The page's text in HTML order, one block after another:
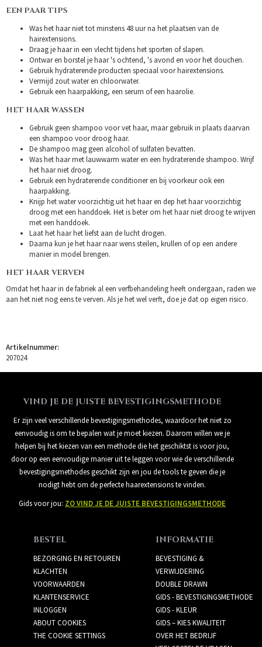
EEN PAAR TIPS
Was het haar niet tot minstens 48 uur na het plaatsen van de
hairextensions.
Draag je haar in een vlecht tijdens het sporten of slapen.
Ontwar en borstel je haar 's ochtend, 's avond en voor het douchen.
Gebruik hydraterende producten speciaal voor hairextensions.
Vermijd zout water en chloorwater.
Gebruik een haarpakking, een serum of een haarolie.
HET HAAR WASSEN
Gebruik geen shampoo voor vet haar, maar gebruik in plaats daarvan
een shampoo voor droog haar.
De shampoo mag geen alcohol of sulfaten bevatten.
Was het haar met lauwwarm water en een hydraterende shampoo. Wrijf
het haar niet droog.
Gebruik een hydraterende conditioner en bij voorkeur ook een
haarpakking.
Knijp het water voorzichtig uit het haar en dep het haar voorzichtig
droog met een handdoek. Het is beter om het haar niet droog te wrijven
met een handdoek.
Laat het haar het liefst aan de lucht drogen.
Daarna kun je het haar naar wens steilen, krullen of op een andere
manier in model brengen.
HET HAAR VERVEN
Omdat het haar in de fabriek al een verfbehandeling heeft ondergaan, raden we
aan het niet nog eens te verven. Als je het wel verft, doe je dat op eigen risico.
Artikelnummer:
207024
VIND JE DE JUISTE BEVESTIGINGSMETHODE
Er zijn veel verschillende bevestigingsmethodes, waardoor het niet zo
eenvoudig is om te bepalen wat je moet kiezen. Daarom willen we je
helpen bij het kiezen van een methode die het geschiktst is voor jou,
door op een eenvoudige manier uit te leggen voor wie de verschillende
bevestigingsmethodes geschikt zijn en jou de tools te geven die je
nodigt hebt om de perfecte haarextensions te vinden.
Gids voor jou: ZO VIND JE DE JUISTE BEVESTIGINGSMETHODE
BESTEL
BEZORGING EN RETOUREN
KLACHTEN
VOORWAARDEN
KLANTENSERVICE
INLOGGEN
ABOUT COOKIES
THE COOKIE SETTINGS
INFORMATIE
BEVESTIGING &
VERWIJDERING
DOUBLE DRAWN
GIDS - BEVESTIGINGSMETHODE
GIDS - KLEUR
GIDS – KIES KWALITEIT
OVER HET BEDRIJF